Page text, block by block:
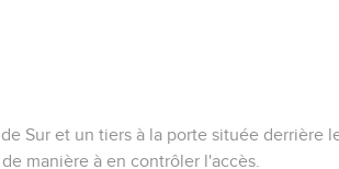
Sur et un tiers à la porte située derrière
manière à en contrôler l'accès.